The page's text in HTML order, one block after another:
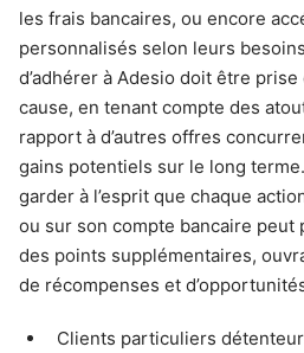
les frais bancaires, ou encore
personnalisés selon leurs
d’adhérer à Adesio doit être
cause, en tenant compte des
rapport à d’autres offres
gains potentiels sur le long
garder à l’esprit que chaque
ou sur son compte bancaire
des points supplémentaires,
de récompenses et
Clients particuliers